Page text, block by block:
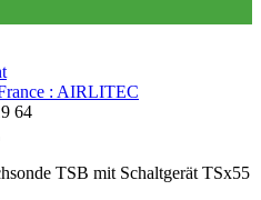
: AIRLITEC
64
TSB mit Schaltgerät TSx55